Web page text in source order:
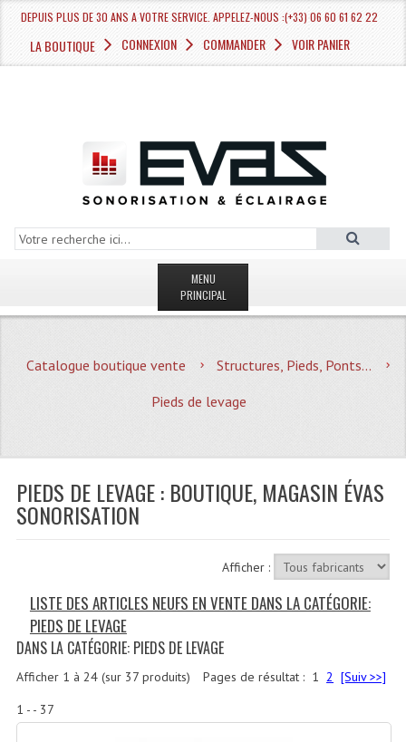
DEPUIS PLUS DE 30 ANS A VOTRE SERVICE. APPELEZ-NOUS :(+33) 06 60 61 62 22
LA BOUTIQUE CONNEXION COMMANDER VOIR PANIER
MENU
PRINCIPAL
MAGASIN
Quoi De Neuf?
Plan Acces, Horaires.
Catalogue boutique vente
Structures, Pieds, Ponts...
Pieds de levage
PIEDS DE LEVAGE : BOUTIQUE, MAGASIN ÉVAS
SONORISATION
Afficher :
LISTE DES ARTICLES NEUFS EN VENTE DANS LA CATÉGORIE:
PIEDS DE LEVAGE
DANS LA CATÉGORIE: PIEDS DE LEVAGE
Pages de résultat : 1 2 [Suiv >>]
Afficher 1 à 24(sur 37produits)
1 - - 37